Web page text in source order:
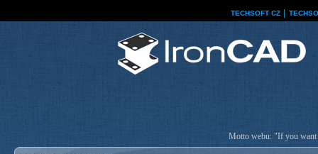
TECHSOFT CZ
Motto webu: "If you want